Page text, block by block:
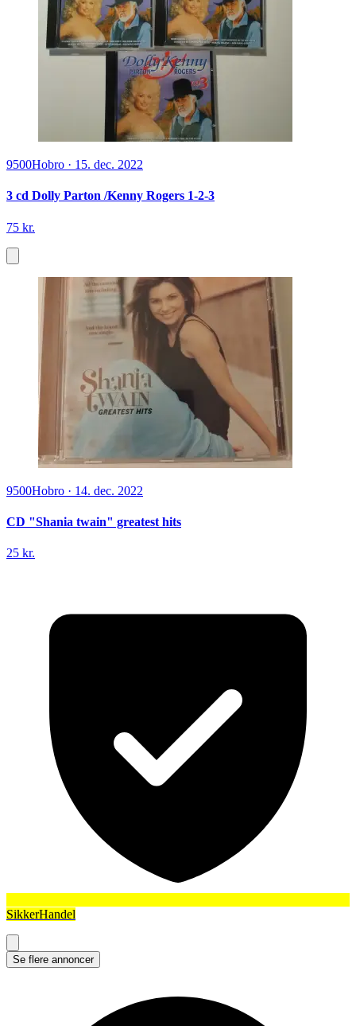
9500Hobro · 15. dec. 2022
3 cd Dolly Parton /Kenny Rogers 1-2-3
75 kr.
9500Hobro · 14. dec. 2022
CD "Shania twain" greatest hits
25 kr.
SikkerHandel
Se flere annoncer